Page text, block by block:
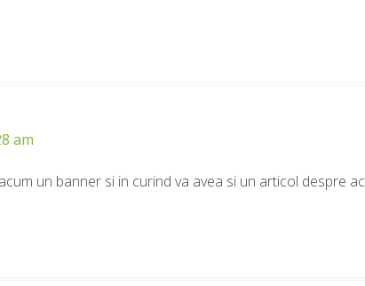
am
un banner si in curind va avea si un articol despre